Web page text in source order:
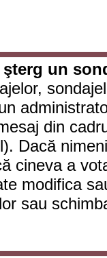
un
din
Dacă
cineva a
modifica
sau